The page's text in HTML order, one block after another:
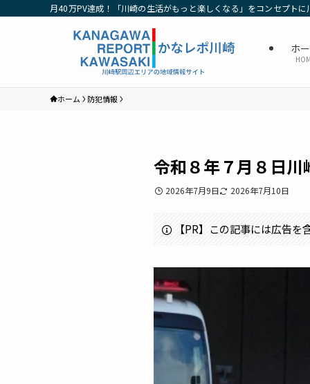
月40万PV達成！「川崎の生活がもっと楽しくなる」をコンセプト
ホ
ホーム 防犯情報
令和８年７月８日
2026年7月9日 2026年7月10日
【PR】この記事には広告を